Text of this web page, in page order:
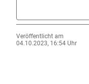
Veröffentlicht am
04.10.2023, 16:54 Uhr